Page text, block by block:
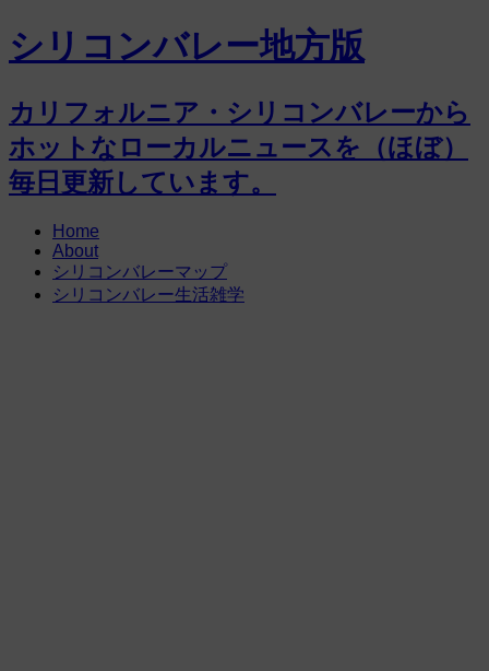
シリコンバレー地方版
カリフォルニア・シリコンバレーから
ホットなローカルニュースを（ほぼ）
毎日更新しています。
Home
About
シリコンバレーマップ
シリコンバレー生活雑学